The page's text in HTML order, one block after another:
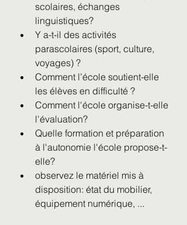
scolaires, échanges
linguistiques?
Y a-t-il des activités
parascolaires (sport, culture,
voyages) ?
Comment l’école soutient-elle
les élèves en difficulté ?
Comment l'école organise-t-elle
l'évaluation?
Quelle formation et préparation
à l'autonomie l'école propose-t-
elle?
observez le matériel mis à
disposition: état du mobilier,
équipement numérique, ...